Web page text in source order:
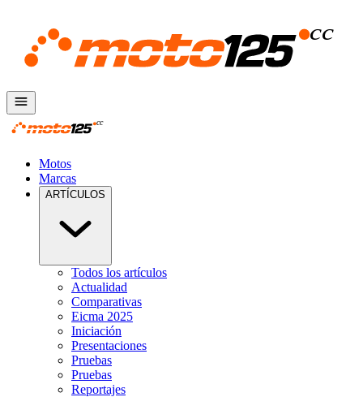
Motos
Marcas
ARTÍCULOS
Todos los artículos
Actualidad
Comparativas
Eicma 2025
Iniciación
Presentaciones
Pruebas
Pruebas
Reportajes